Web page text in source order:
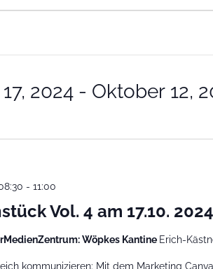
2024 - Oktober 12,
Vol. 4 am 17.10. 2024
- 11:00
Wöpkes Kantine Erich-
kommunizieren: Mit dem Marketing